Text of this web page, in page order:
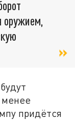
оружием,
менее
придётся